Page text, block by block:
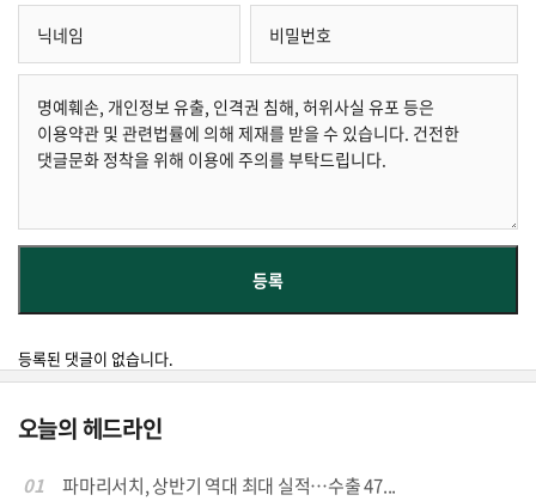
등록된 댓글이 없습니다.
오늘의 헤드라인
01
파마리서치, 상반기 역대 최대 실적…수출 47...